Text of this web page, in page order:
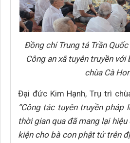
Đồng chí Trung tá Trần
Công an xã tuyên truyền
chùa Cà
Đại đức Kim Hạnh, Trụ trì
“Công tác tuyên truyền pháp
thời gian qua đã mang lại
kiện cho bà con phật tử trên